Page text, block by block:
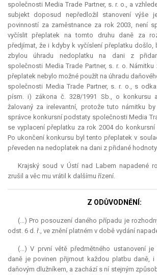
společnosti Media Trade Partner, s. r. o., a
subjekt doposud nepředložil stanovení výše
povinností za zaměstnance za rok 2003, není
vyčíslit přeplatek na tomto druhu daně za
předjímat, že i kdyby k vyčíslení přeplatku došlo,
zbylou úhradu nedoplatku na dani z
společnosti Media Trade Partner, s. r. o. Námitku
přeplatek nebylo možné použít na úhradu
společnosti Media Trade Partner, s. r. o., s
písm. i) zákona č. 328/1991 Sb., o konkursu
žalovaný za irelevantní, protože tuto námitku
správce konkursní podstaty společnosti Media
se vyplacení přeplatku za rok 2004 do
Po ukončení konkursu byl tento přeplatek v
převeden na nedoplatek na dani z přidané
Krajský soud v Ústí nad Labem napadené
zrušil a věc mu vrátil k dalšímu řízení.
Z ODŮVODNĚNÍ:
(...) Pro posouzení daného případu je
odst. 6 d. ř., ve znění platném v době vydání
(...) V první větě předmětného ustanovení je
daně je povinen přijmout každou platbu daně, i
daňovým dlužníkem, a zachází s ní stejným